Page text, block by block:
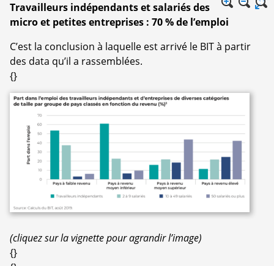
Travailleurs indépendants et salariés des
micro et petites entreprises : 70 % de l’emploi
C’est la conclusion à laquelle est arrivé le BIT à partir
des data qu’il a rassemblées.
{}
(cliquez sur la vignette pour agrandir l’image)
{}